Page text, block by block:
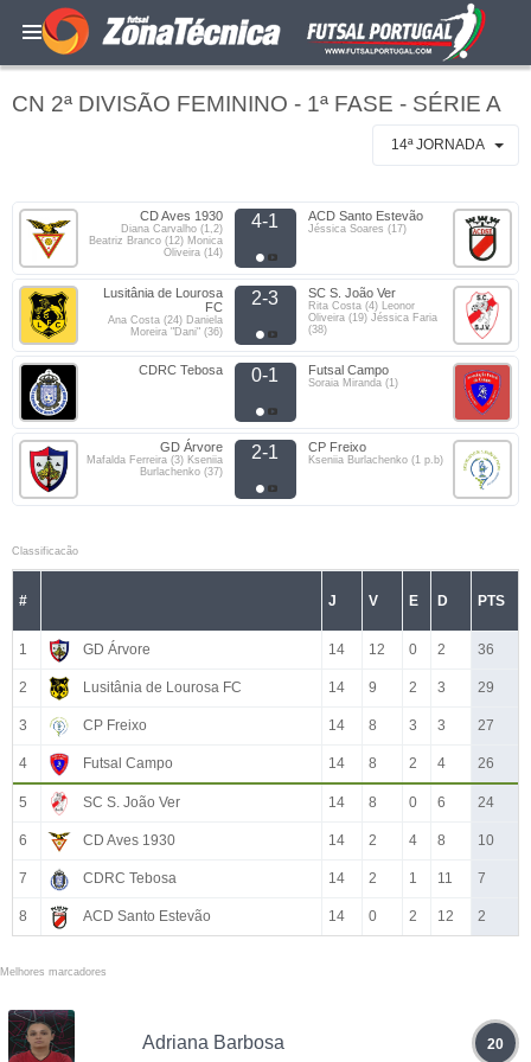
CN 2ª DIVISÃO FEMININO - 1ª FASE - SÉRIE A
14ª JORNADA
CD Aves 1930
Diana Carvalho (1,2)
Beatriz Branco (12) Monica
Oliveira (14)
4-1 ACD Santo Estevão
Jéssica Soares (17)
Lusitânia de Lourosa
FC
Ana Costa (24) Daniela
Moreira "Dani" (36)
2-3 SC S. João Ver
Rita Costa (4) Leonor
Oliveira (19) Jéssica Faria
(38)
CDRC Tebosa 0-1 Futsal Campo
Soraia Miranda (1)
GD Árvore
Mafalda Ferreira (3) Kseniia
Burlachenko (37)
2-1 CP Freixo
Kseniia Burlachenko (1 p.b)
Classificacão
# J V E D PTS
1 GD Árvore 14 12 0 2 36
2 Lusitânia de Lourosa FC 14 9 2 3 29
3 CP Freixo 14 8 3 3 27
4 Futsal Campo 14 8 2 4 26
5 SC S. João Ver 14 8 0 6 24
6 CD Aves 1930 14 2 4 8 10
7 CDRC Tebosa 14 2 1 11 7
8 ACD Santo Estevão 14 0 2 12 2
Melhores marcadores
Adriana Barbosa 20